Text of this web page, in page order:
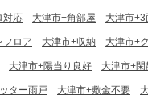
対応 大津市+角部屋 大津市+3
フロア 大津市+収納 大津市+
大津市+陽当り良好 大津市+
ター雨戸 大津市+敷金不要